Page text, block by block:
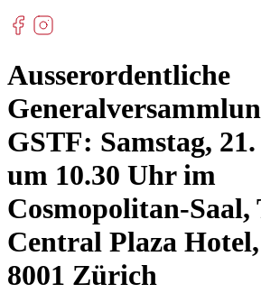
Ausserordentliche
GSTF: Samstag,
um 10.30 Uhr im
Cosmopolitan-Saal,
Central Plaza
8001 Zürich